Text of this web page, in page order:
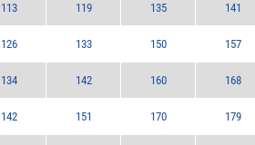
113 119 135 141
126 133 150 157
134 142 160 168
142 151 170 179